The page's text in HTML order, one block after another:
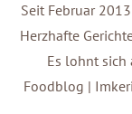
Seit Februar
Herzhafte
Es lohnt sich
Foodblog |